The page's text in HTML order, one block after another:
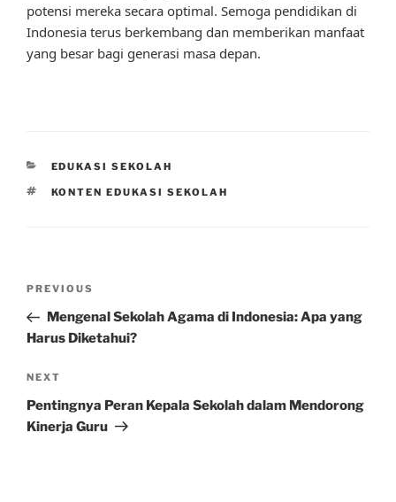
potensi mereka secara optimal. Semoga pendidikan di
Indonesia terus berkembang dan memberikan manfaat
yang besar bagi generasi masa depan.
CATEGORIES
EDUKASI SEKOLAH
TAGS
KONTEN EDUKASI SEKOLAH
Previous
Post
PREVIOUS
Mengenal Sekolah Agama di Indonesia: Apa yang
Harus Diketahui?
Next
Post
NEXT
Pentingnya Peran Kepala Sekolah dalam Mendorong
Kinerja Guru